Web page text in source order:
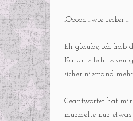
„Ooooh….wie lecker….“
Ich glaube, ich hab
Karamellschnecken
sicher niemand
Geantwortet hat mir
murmelte nur etwas